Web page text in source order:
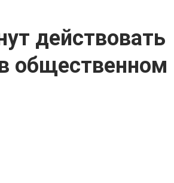
действовать
общественном